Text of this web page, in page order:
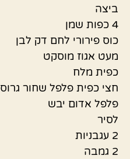
ביצה
4 כפות שמן
כוס פירורי לחם דק לבן
מעט אגוז מוסקט
כפית מלח
חצי כפית פלפל שחור גרוס
פלפל אדום יבש
לסיר
2 עגבניות
2 גמבה